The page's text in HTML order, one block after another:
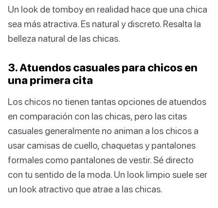
Un look de tomboy en realidad hace que una chica
sea más atractiva. Es natural y discreto. Resalta la
belleza natural de las chicas.
3. Atuendos casuales para chicos en
una primera cita
Los chicos no tienen tantas opciones de atuendos
en comparación con las chicas, pero las citas
casuales generalmente no animan a los chicos a
usar camisas de cuello, chaquetas y pantalones
formales como pantalones de vestir. Sé directo
con tu sentido de la moda. Un look limpio suele ser
un look atractivo que atrae a las chicas.